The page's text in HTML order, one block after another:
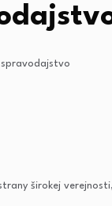
spravodajstvo
širokej